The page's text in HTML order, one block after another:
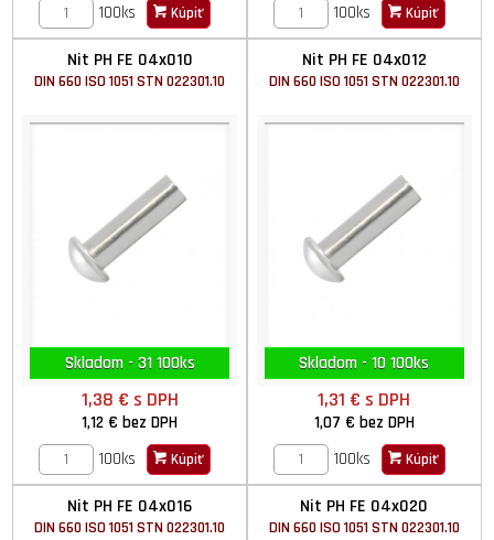
100ks
Kúpiť
100ks
Kúpiť
Nit PH FE 04x010
DIN 660 ISO 1051 STN 022301.10
Skladom - 31 100ks
1,38 € s DPH
1,12 €bez DPH
100ks
Kúpiť
Nit PH FE 04x012
DIN 660 ISO 1051 STN 022301.10
Skladom - 10 100ks
1,31 €s DPH
1,07 € bez DPH
100ks
Kúpiť
Nit PH FE 04x016
DIN 660 ISO 1051 STN 022301.10
Nit PH FE 04x020
DIN 660 ISO 1051 STN 022301.10